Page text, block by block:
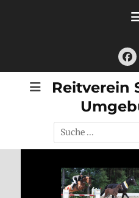
Reitverein
Suche
nach: